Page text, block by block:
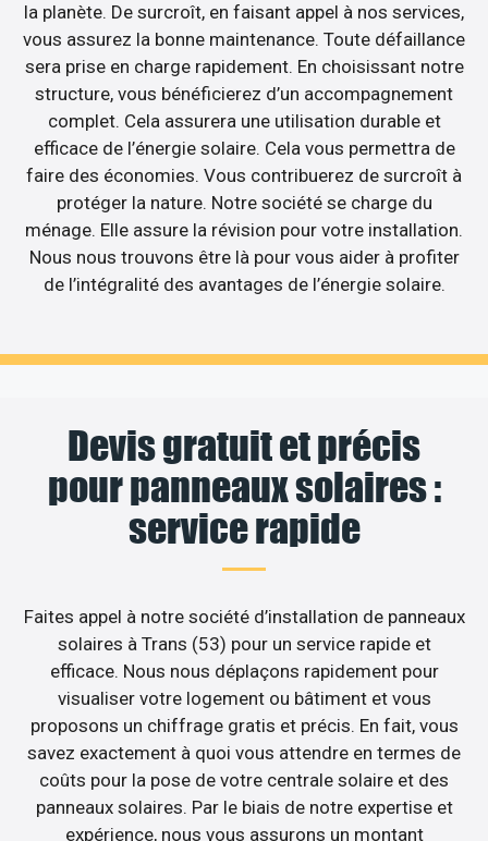
la planète. De surcroît, en faisant appel à nos services,
vous assurez la bonne maintenance. Toute défaillance
sera prise en charge rapidement. En choisissant notre
structure, vous bénéficierez d’un accompagnement
complet. Cela assurera une utilisation durable et
efficace de l’énergie solaire. Cela vous permettra de
faire des économies. Vous contribuerez de surcroît à
protéger la nature. Notre société se charge du
ménage. Elle assure la révision pour votre installation.
Nous nous trouvons être là pour vous aider à profiter
de l’intégralité des avantages de l’énergie solaire.
Devis gratuit et précis
pour panneaux solaires :
service rapide
Faites appel à notre société d’installation de panneaux
solaires à Trans (53) pour un service rapide et
efficace. Nous nous déplaçons rapidement pour
visualiser votre logement ou bâtiment et vous
proposons un chiffrage gratis et précis. En fait, vous
savez exactement à quoi vous attendre en termes de
coûts pour la pose de votre centrale solaire et des
panneaux solaires. Par le biais de notre expertise et
expérience, nous vous assurons un montant